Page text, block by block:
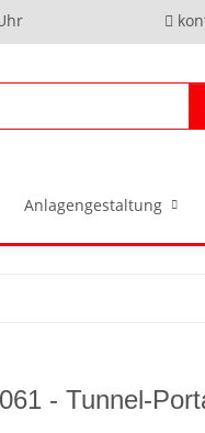
Anlagengestaltung
- Tunnel-